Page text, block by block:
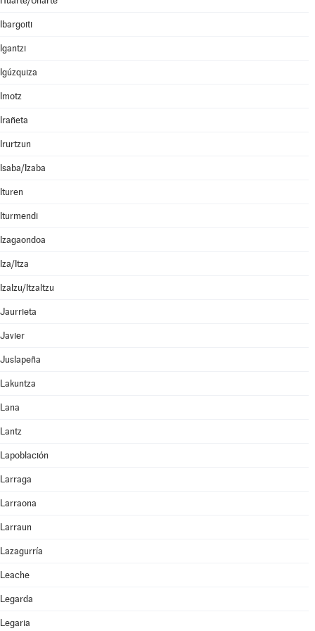
Ibargoiti
Igantzi
Igúzquiza
Imotz
Irañeta
Irurtzun
Isaba/Izaba
Ituren
Iturmendi
Izagaondoa
Iza/Itza
Izalzu/Itzaltzu
Jaurrieta
Javier
Juslapeña
Lakuntza
Lana
Lantz
Lapoblación
Larraga
Larraona
Larraun
Lazagurría
Leache
Legarda
Legaria